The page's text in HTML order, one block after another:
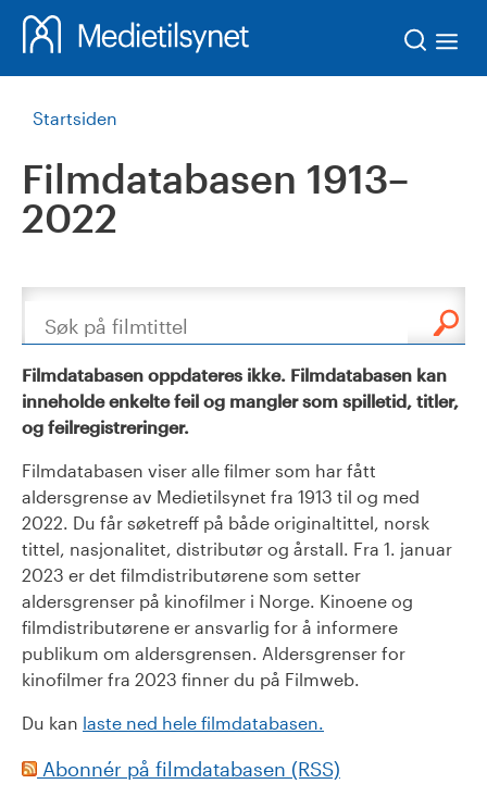
Startsiden
Filmdatabasen 1913–
2022
Søk
Filmdatabasen oppdateres ikke. Filmdatabasen kan
inneholde enkelte feil og mangler som spilletid, titler,
og feilregistreringer.
Filmdatabasen viser alle filmer som har fått
aldersgrense av Medietilsynet fra 1913 til og med
2022. Du får søketreff på både originaltittel, norsk
tittel, nasjonalitet, distributør og årstall. Fra 1. januar
2023 er det filmdistributørene som setter
aldersgrenser på kinofilmer i Norge. Kinoene og
filmdistributørene er ansvarlig for å informere
publikum om aldersgrensen. Aldersgrenser for
kinofilmer fra 2023 finner du på Filmweb.
Du kan laste ned hele filmdatabasen.
Abonnér på filmdatabasen (RSS)